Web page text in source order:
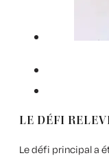
LE DÉFI
Le défi principal a